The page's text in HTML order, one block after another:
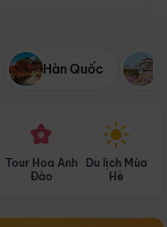
Hàn Quốc
Tour Hoa Anh
Đào
Du lịch Mùa
Hè